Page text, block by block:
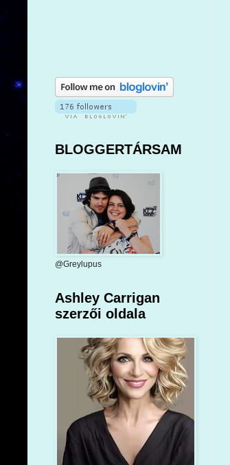
BLOGGERTÁRSAM
@Greylupus
Ashley Carrigan
szerzői oldala